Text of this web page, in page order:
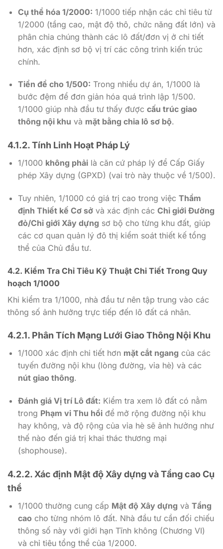
Cụ thể hóa 1/2000: 1/1000 tiếp nhận các chỉ tiêu từ
1/2000 (tầng cao, mật độ thô, chức năng đất lớn) và
phân chia chúng thành các lô đất/đơn vị ở chi tiết
hơn, xác định sơ bộ vị trí các công trình kiến trúc
chính.
Tiền đề cho 1/500: Trong nhiều dự án, 1/1000 là
bước đệm để đơn giản hóa quá trình lập 1/500.
1/1000 giúp nhà đầu tư thấy được cấu trúc giao
thông nội khu và mặt bằng chia lô sơ bộ.
4.1.2. Tính Linh Hoạt Pháp Lý
1/1000 không phảilà căn cứ pháp lý để Cấp Giấy
phép Xây dựng (GPXD) (vai trò này thuộc về 1/500).
Tuy nhiên, 1/1000 có giá trị cao trong việc Thẩm
định Thiết kế Cơ sởvà xác định các Chỉ giới Đường
đỏ/Chỉ giới Xây dựng sơ bộ cho từng khu đất, giúp
các cơ quan quản lý đô thị kiểm soát thiết kế tổng
thể của Chủ đầu tư.
4.2. Kiểm Tra Chỉ Tiêu Kỹ Thuật Chi Tiết Trong Quy
hoạch 1/1000
Khi kiểm tra 1/1000, nhà đầu tư nên tập trung vào các
thông số ảnh hưởng trực tiếp đến lô đất cá nhân.
4.2.1. Phân Tích Mạng Lưới Giao Thông Nội Khu
1/1000 xác định chi tiết hơn mặt cắt ngang của các
tuyến đường nội khu (lòng đường, vỉa hè) và các
nút giao thông.
Đánh giá Vị trí Lô đất: Kiểm tra xem lô đất có nằm
trong Phạm vi Thu hồiđể mở rộng đường nội khu
hay không, và độ rộng của vỉa hè sẽ ảnh hưởng như
thế nào đến giá trị khai thác thương mại
(shophouse).
4.2.2. Xác định Mật độ Xây dựng và Tầng cao Cụ
thể
1/1000 thường cung cấp Mật độ Xây dựng và Tầng
cao cho từng nhóm lô đất. Nhà đầu tư cần đối chiếu
thông số này với giới hạn Tĩnh không (Chương VI)
và chỉ tiêu tổng thể của 1/2000.